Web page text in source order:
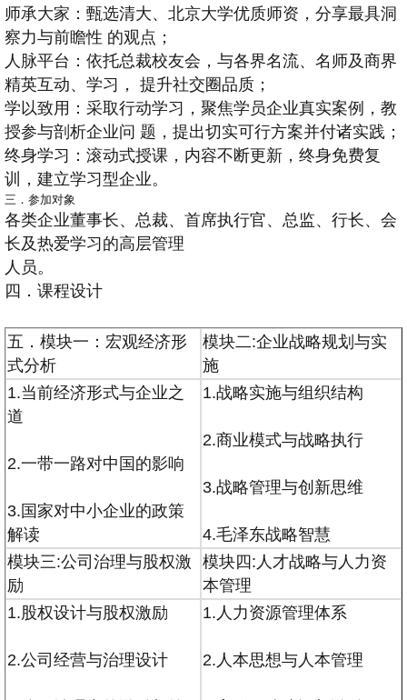
师承大家：甄选清大、北京大学优质师资，分享最具洞
察力与前瞻性 的观点；
人脉平台：依托总裁校友会，与各界名流、名师及商界
精英互动、学习， 提升社交圈品质；
学以致用：采取行动学习，聚焦学员企业真实案例，教
授参与剖析企业问 题，提出切实可行方案并付诸实践；
终身学习：滚动式授课，内容不断更新，终身免费复
训，建立学习型企业。
三．参加对象
各类企业董事长、总裁、首席执行官、总监、行长、会
长及热爱学习的高层管理
人员。
四．课程设计
五．模块一：宏观经济形
式分析
模块二:企业战略规划与实
施
1.当前经济形式与企业之
道
2.一带一路对中国的影响
3.国家对中小企业的政策
解读
1.战略实施与组织结构
2.商业模式与战略执行
3.战略管理与创新思维
4.毛泽东战略智慧
模块三:公司治理与股权激
励
模块四:人才战略与人力资
本管理
1.股权设计与股权激励
2.公司经营与治理设计
1.人力资源管理体系
2.人本思想与人本管理